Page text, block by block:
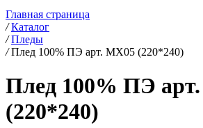
Главная страница
/ Каталог
/ Пледы
/ Плед 100% ПЭ арт. MX05 (220*240)
Плед 100% ПЭ
(220*240)